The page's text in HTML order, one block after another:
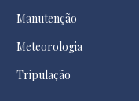
Manutenção
Meteorologia
Tripulação